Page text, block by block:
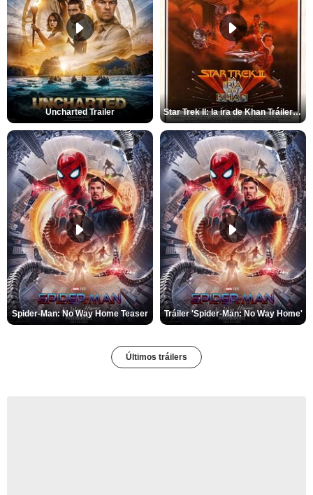
Uncharted Trailer Star Trek II: la ira de Khan Tráiler VO
Spider-Man: No Way Home Teaser Tráiler 'Spider-Man: No Way Home'
Últimos tráilers